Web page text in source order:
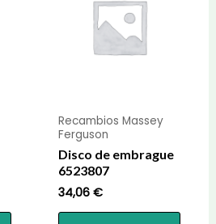
Recambios Massey
Ferguson
Disco de embrague
6523807
34,06€